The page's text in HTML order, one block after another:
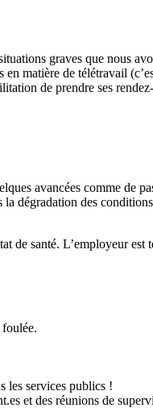
graves que nous
matière de télétravail
de prendre ses
avancées comme de
dégradation des
santé. L’employeur est
les services publics !
et des réunions de